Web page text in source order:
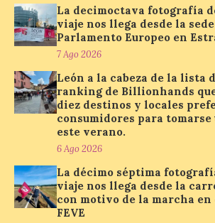
posición exacta del Sol y
así localizar el lugar ideal
para observar el eclipse
solar del 12 de agosto de 2026 sin
obstáculos. El visor es una herramienta a
Paradores renueva su
compromiso con La Vuelta
como patrocinador oficial
7 Ago 2026
La decimoctava fotografía
viaje nos llega desde la
Parlamento Europeo en
7 Ago 2026
León a la cabeza de la lista
ranking de Billionhands
diez destinos y locales
consumidores para tomarse
este verano.
6 Ago 2026
La décimo séptima
viaje nos llega desde la
con motivo de la marcha en
FEVE